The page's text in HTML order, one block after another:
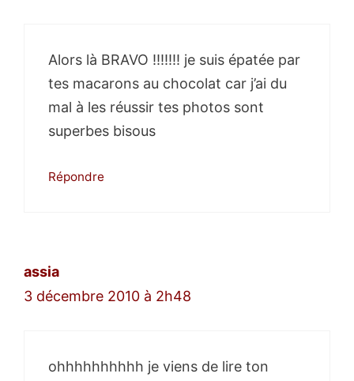
Alors là BRAVO !!!!!!! je suis épatée par
tes macarons au chocolat car j’ai du
mal à les réussir tes photos sont
superbes bisous
Répondre
assia
3 décembre 2010 à 2h48
ohhhhhhhhhh je viens de lire ton